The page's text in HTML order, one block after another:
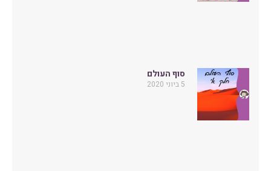
סוף העולם
5 ביוני 2020